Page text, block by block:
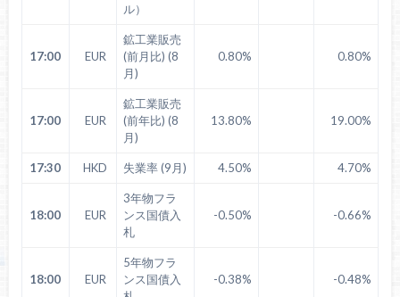
ル）
17:00 EUR
鉱工業販売
(前月比) (8
月)
0.80% 0.80%
17:00 EUR
鉱工業販売
(前年比) (8
月)
13.80% 19.00%
17:30 HKD 失業率 (9月) 4.50% 4.70%
18:00 EUR
3年物フラ
ンス国債入
札
-0.50% -0.66%
18:00 EUR
5年物フラ
ンス国債入
-0.38% -0.48%